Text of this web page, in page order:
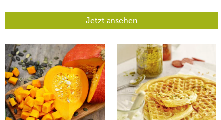
Jetzt ansehen